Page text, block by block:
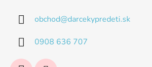
obchod@darcekypredeti.sk
0908 636 707